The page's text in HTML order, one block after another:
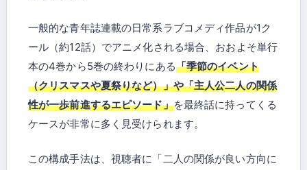
一般的な青年誌連載の日常系ラブコメディ作品が1ク
ール（約12話）でアニメ化される場合、おおよそ単行
本の4巻から5巻の終わりにある「季節のイベント
（クリスマスや夏祭りなど）」や「主人公二人の関係
性が一歩前進するエピソード」を最終話に持ってくる
ケースが非常に多く見受けられます。
この構成手法は、視聴者に「二人の関係が良い方向に